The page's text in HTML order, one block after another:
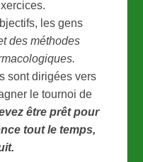
les gens
des méthodes
sont dirigées vers
le tournoi de
être prêt pour
tout le temps,